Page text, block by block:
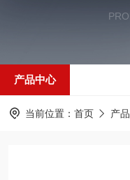
产品中心
当前位置： 首页 产